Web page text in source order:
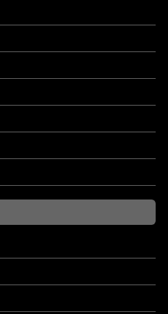
イも、狙ったポイントに正確に
狭い渓でも自由自在に操作可